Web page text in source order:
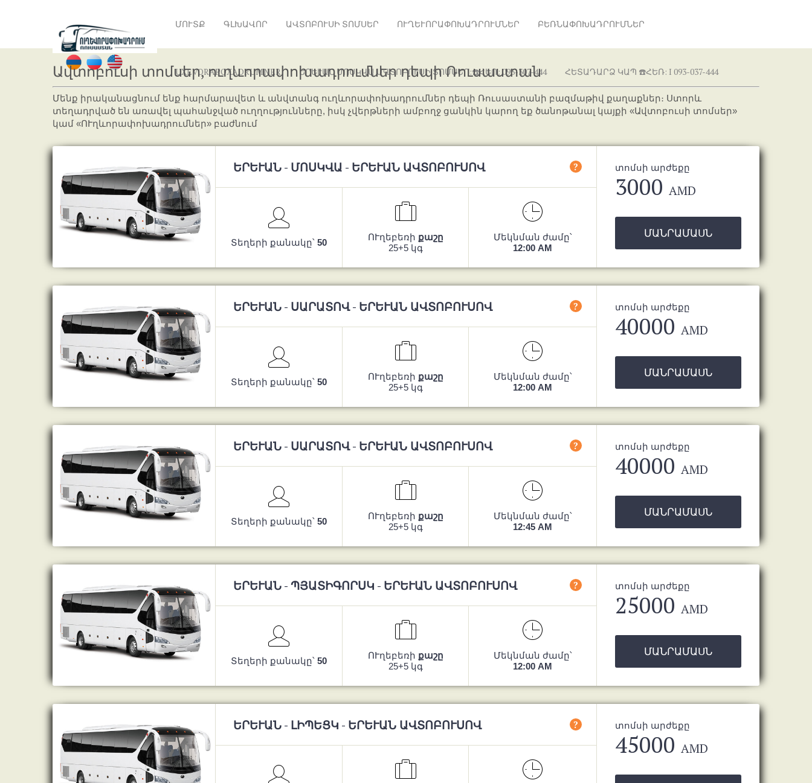
ՄՈՒՏՔ ԳԼԽԱՎՈՐ ԱՎՏՈԲՈՒՍԻ ՏՈՄՍԵՐ ՈՒՂԵՒՈՐԱՓՈԽԱԴՐՈՒՄՆԵՐ ԲԵՌՆԱՓՈԽԱԴՐՈՒՄՆԵՐ
UXEVORAPOXADRUMNER ԵՐԵՒԱՆ ՄՈՍԿՎԱ ԱՎՏՈԲՈՒՍԻ ՏՈՄՍԵՐ:☎️ՀԵՌ: 093-307-444 ՀԵՏԱԴԱՐՁ ԿԱՊ ☎️ՀԵՌ: I 093-037-444
Ավտոբուսի տոմսեր, ուղևորափոխադրումներ դեպի Ռուսաստան
Մենք իրականացնում ենք հարմարավետ և անվտանգ ուղևորափոխադրումներ դեպի Ռուսաստանի բազմաթիվ քաղաքներ։ Ստորև
տեղադրված են առավել պահանջված ուղղությունները, իսկ չվերթների ամբողջ ցանկին կարող եք ծանոթանալ կայքի «Ավտոբուսի տոմսեր»
կամ «ՈՒղևորափոխադրումներ» բաժնում
ԵՐԵՒԱՆ - ՄՈՍԿՎԱ - ԵՐԵՒԱՆ ԱՎՏՈԲՈՒՍՈՎ ?
Տեղերի քանակը՝ 50
ՈՒղեբեռի քաշը
25+5 կգ
Մեկնման ժամը՝
12:00 AM
տոմսի արժեքը
3000 AMD
ՄԱՆՐԱՄԱՍՆ
ԵՐԵՒԱՆ - ՍԱՐԱՏՈՎ - ԵՐԵՒԱՆ ԱՎՏՈԲՈՒՍՈՎ ?
Տեղերի քանակը՝ 50
ՈՒղեբեռի քաշը
25+5 կգ
Մեկնման ժամը՝
12:00 AM
տոմսի արժեքը
40000 AMD
ՄԱՆՐԱՄԱՍՆ
ԵՐԵՒԱՆ - ՍԱՐԱՏՈՎ - ԵՐԵՒԱՆ ԱՎՏՈԲՈՒՍՈՎ ?
Տեղերի քանակը՝ 50
ՈՒղեբեռի քաշը
25+5 կգ
Մեկնման ժամը՝
12:45 AM
տոմսի արժեքը
40000 AMD
ՄԱՆՐԱՄԱՍՆ
ԵՐԵՒԱՆ - ՊՅԱՏԻԳՈՐՍԿ - ԵՐԵՒԱՆ ԱՎՏՈԲՈՒՍՈՎ ?
Տեղերի քանակը՝ 50
ՈՒղեբեռի քաշը
25+5 կգ
Մեկնման ժամը՝
12:00 AM
տոմսի արժեքը
25000 AMD
ՄԱՆՐԱՄԱՍՆ
ԵՐԵՒԱՆ - ԼԻՊԵՑԿ - ԵՐԵՒԱՆ ԱՎՏՈԲՈՒՍՈՎ ? տոմսի արժեքը
45000 AMD